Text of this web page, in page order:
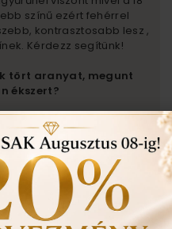
színű ezért fehérrel
kontrasztosabb lesz ,
Kérdezz segítünk!
tört aranyat, megunt
ékszert?
a teljes vételárat ki tudjátok
ékszereink?
értéket képviselnek ,
, tehát olyan
melyek hosszú ideig